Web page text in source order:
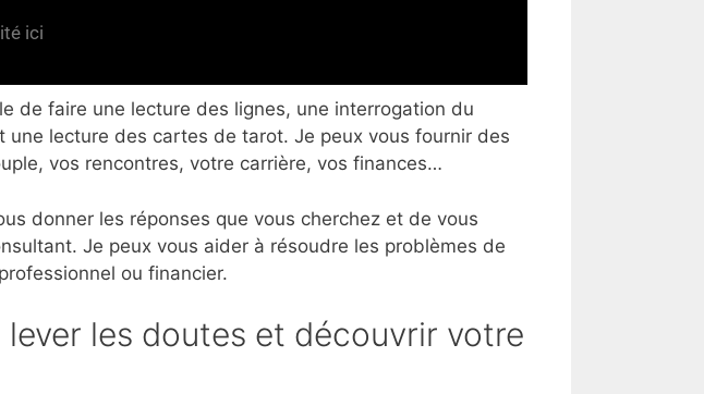
ici
de faire une lecture des lignes, une interrogation du
une lecture des cartes de tarot. Je peux vous fournir des
vos rencontres, votre carrière, vos finances…
donner les réponses que vous cherchez et de vous
Je peux vous aider à résoudre les problèmes de
ou financier.
les doutes et découvrir votre